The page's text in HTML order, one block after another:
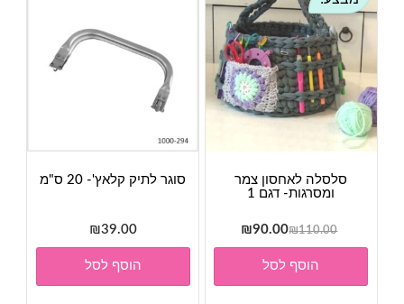
סלסלה לאחסון צמר
ומסרגות- דגם 1
₪110.00
המחיר
המקורי
היה:
₪110.00.
₪90.00
המחיר
הנוכחי
₪90.00.
הוסף לסל
סוגר לתיק קלאץ'- 20 ס"מ
₪39.00
הוסף לסל